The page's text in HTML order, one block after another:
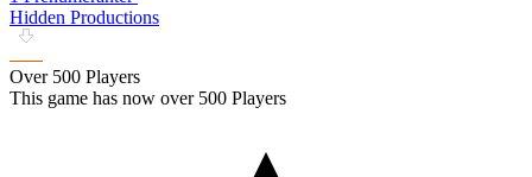
Hidden Productions
Over 500 Players
This game has now over 500 Players